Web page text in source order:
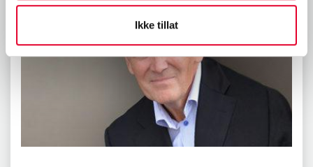
Ikke tillat